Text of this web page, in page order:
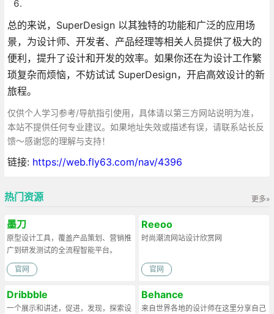
总的来说，SuperDesign 以其独特的功能和广泛的应用场
景，为设计师、开发者、产品经理等相关人员提供了极大的
便利，提升了设计和开发的效率。如果你还在为设计工作繁
琐复杂而烦恼，不妨试试 SuperDesign，开启高效设计的新
旅程。
仅供个人学习参考/导航指引使用，具体请以第三方网站说明为准，
本站不提供任何专业建议。如果地址失效或描述有误，请联系站长反
馈～感谢您的理解与支持！
链接: https://web.fly63.com/nav/4396
更多»
热门资源
墨刀
原型设计工具，覆盖产品策划、营销推
广到研发测试的全流程智能平台。
官网
Reeoo
时尚潮流网站设计欣赏网
官网
Dribbble
一个展示和讲述，促进，发现，探索设
Behance
来自世界各地的设计师在这里分享自己